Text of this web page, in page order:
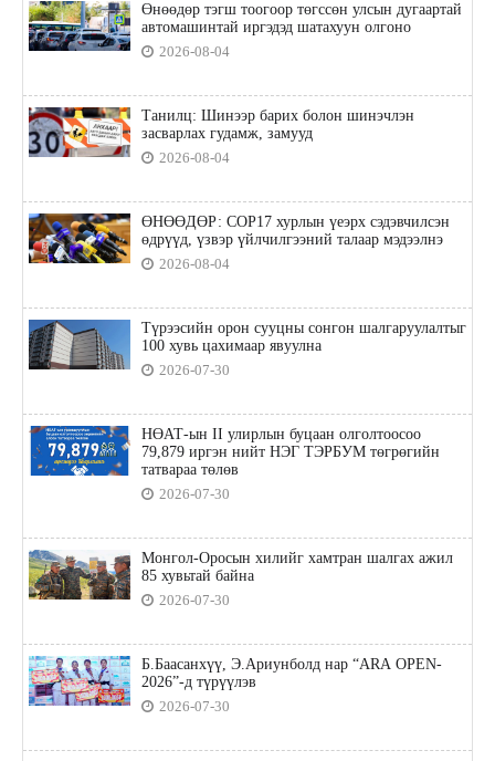
Өнөөдөр тэгш тоогоор төгссөн улсын дугаартай
автомашинтай иргэдэд шатахуун олгоно
2026-08-04
Танилц: Шинээр барих болон шинэчлэн
засварлах гудамж, замууд
2026-08-04
ӨНӨӨДӨР: COP17 хурлын үеэрх сэдэвчилсэн
өдрүүд, үзвэр үйлчилгээний талаар мэдээлнэ
2026-08-04
Түрээсийн орон сууцны сонгон шалгаруулалтыг
100 хувь цахимаар явуулна
2026-07-30
НӨАТ-ын II улирлын буцаан олголтоосоо
79,879 иргэн нийт НЭГ ТЭРБУМ төгрөгийн
татвараа төлөв
2026-07-30
Монгол-Оросын хилийг хамтран шалгах ажил
85 хувьтай байна
2026-07-30
Б.Баасанхүү, Э.Ариунболд нар “ARA OPEN-
2026”-д түрүүлэв
2026-07-30